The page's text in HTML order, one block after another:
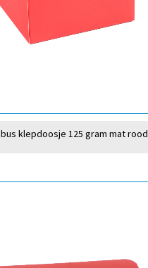
klepdoosje 125 gram mat rood